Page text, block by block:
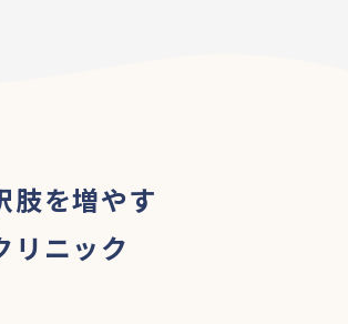
肢を増やす
リニック